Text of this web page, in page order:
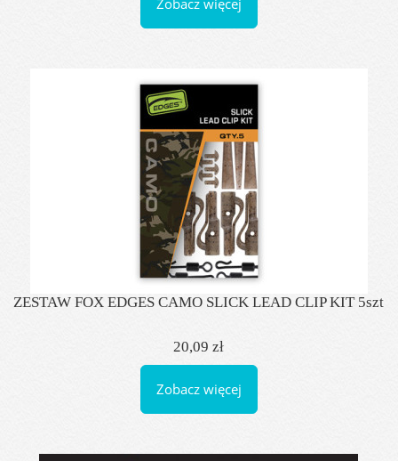
ZESTAW FOX EDGES CAMO SLICK LEAD CLIP KIT 5szt
20,09 zł
Zobacz więcej